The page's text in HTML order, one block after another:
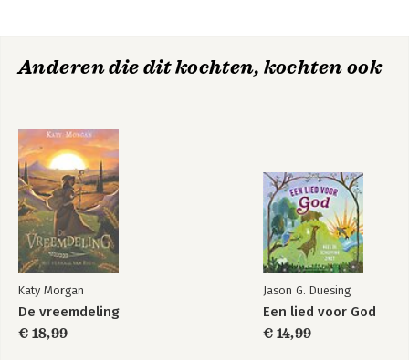
Anderen die dit kochten, kochten ook
Katy Morgan
De vreemdeling
€ 18,99
Jason G. Duesing
Een lied voor God
€ 14,99